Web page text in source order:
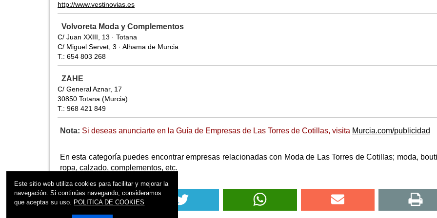
http://www.vestinovias.es
Volvoreta Moda y Complementos
C/ Juan XXIII, 13 · Totana
C/ Miguel Servet, 3 · Alhama de Murcia
T.: 654 803 268
ZAHE
C/ General Aznar, 17
30850 Totana (Murcia)
T.: 968 421 849
Nota: Si deseas anunciarte en la Guía de Empresas de Las Torres de Cotillas, visita Murcia.com/publicidad
En esta categoría puedes encontrar empresas relacionadas con Moda de Las Torres de Cotillas; moda,
ropa, calzado, complementos, etc.
Este sitio web utiliza cookies para facilitar y mejorar la
navegación. Si continúas navegando, consideramos
que aceptas su uso. POLITICA DE COOKIES